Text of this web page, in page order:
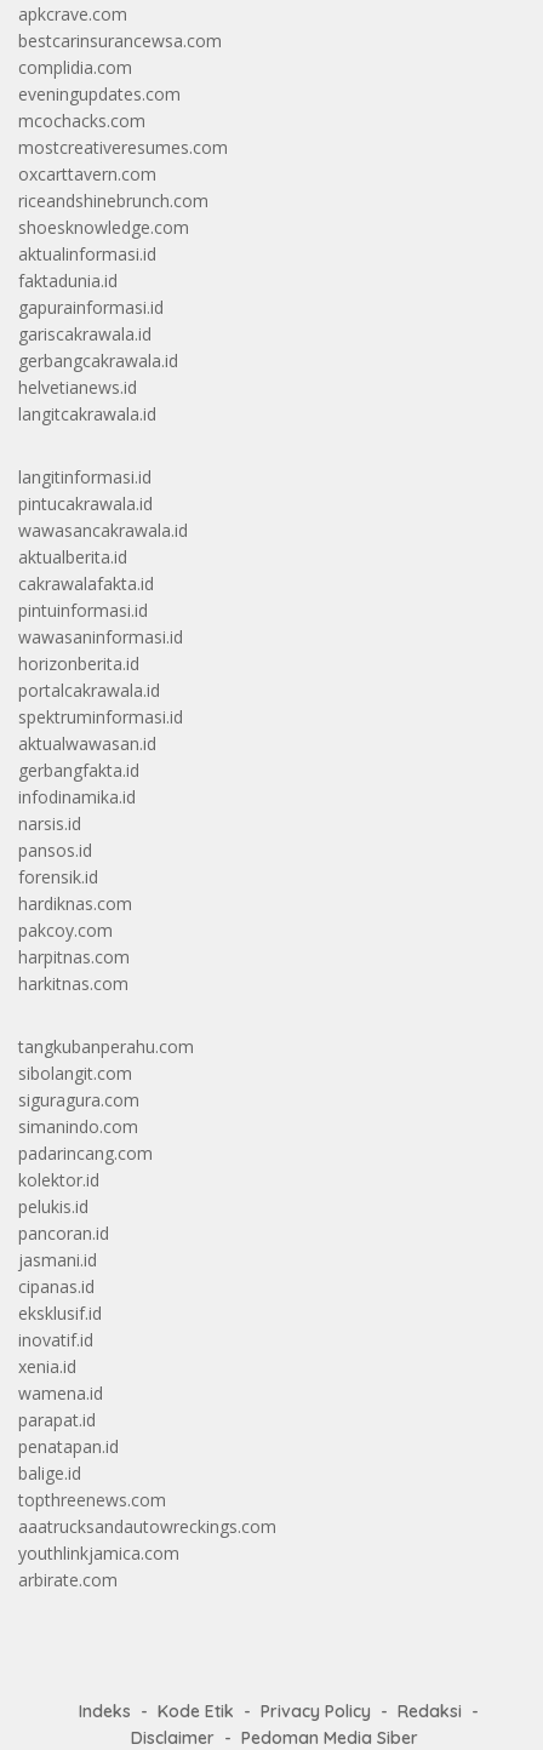
apkcrave.com
bestcarinsurancewsa.com
complidia.com
eveningupdates.com
mcochacks.com
mostcreativeresumes.com
oxcarttavern.com
riceandshinebrunch.com
shoesknowledge.com
aktualinformasi.id
faktadunia.id
gapurainformasi.id
gariscakrawala.id
gerbangcakrawala.id
helvetianews.id
langitcakrawala.id
langitinformasi.id
pintucakrawala.id
wawasancakrawala.id
aktualberita.id
cakrawalafakta.id
pintuinformasi.id
wawasaninformasi.id
horizonberita.id
portalcakrawala.id
spektruminformasi.id
aktualwawasan.id
gerbangfakta.id
infodinamika.id
narsis.id
pansos.id
forensik.id
hardiknas.com
pakcoy.com
harpitnas.com
harkitnas.com
tangkubanperahu.com
sibolangit.com
siguragura.com
simanindo.com
padarincang.com
kolektor.id
pelukis.id
pancoran.id
jasmani.id
cipanas.id
eksklusif.id
inovatif.id
xenia.id
wamena.id
parapat.id
penatapan.id
balige.id
topthreenews.com
aaatrucksandautowreckings.com
youthlinkjamica.com
arbirate.com
Indeks Kode Etik Privacy Policy
Redaksi
Disclaimer
Pedoman Media Siber